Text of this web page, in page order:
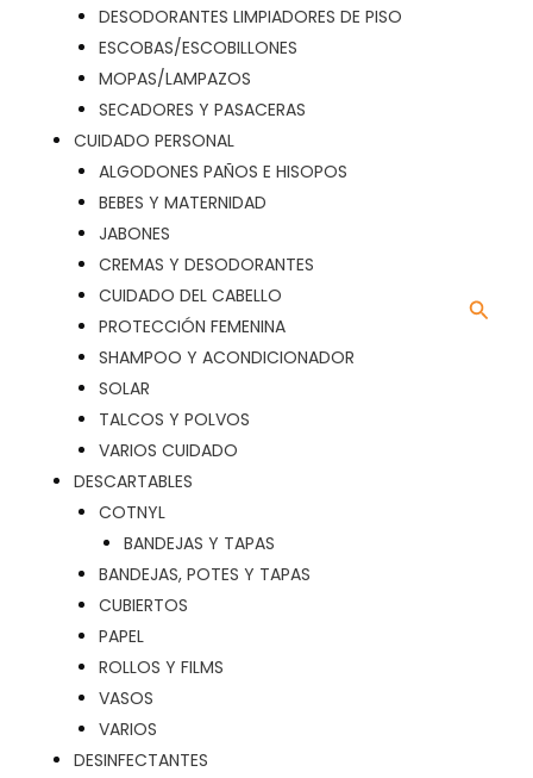
DESODORANTES LIMPIADORES DE PISO
ESCOBAS/ESCOBILLONES
MOPAS/LAMPAZOS
SECADORES Y PASACERAS
CUIDADO PERSONAL
ALGODONES PAÑOS E HISOPOS
BEBES Y MATERNIDAD
JABONES
CREMAS Y DESODORANTES
CUIDADO DEL CABELLO
PROTECCIÓN FEMENINA
SHAMPOO Y ACONDICIONADOR
SOLAR
TALCOS Y POLVOS
VARIOS CUIDADO
DESCARTABLES
COTNYL
BANDEJAS Y TAPAS
BANDEJAS, POTES Y TAPAS
CUBIERTOS
PAPEL
ROLLOS Y FILMS
VASOS
VARIOS
DESINFECTANTES